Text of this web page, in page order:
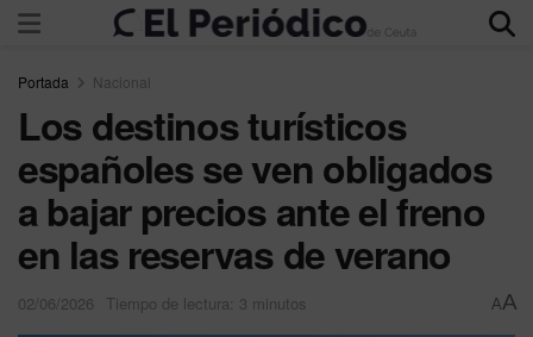
Portada Nacional
Los destinos turísticos
españoles se ven obligados
a bajar precios ante el freno
en las reservas de verano
02/06/2026 Tiempo de lectura: 3 minutos AA